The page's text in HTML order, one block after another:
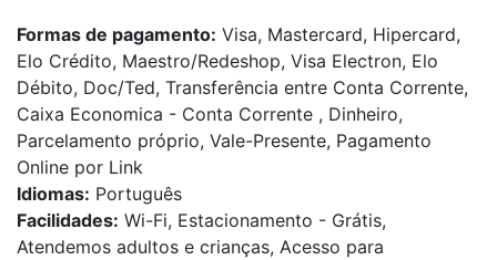
Formas de pagamento: Visa, Mastercard, Hipercard,
Elo Crédito, Maestro/Redeshop, Visa Electron, Elo
Débito, Doc/Ted, Transferência entre Conta Corrente,
Caixa Economica - Conta Corrente , Dinheiro,
Parcelamento próprio, Vale-Presente, Pagamento
Online por Link
Idiomas: Português
Facilidades: Wi-Fi, Estacionamento - Grátis,
Atendemos adultos e crianças, Acesso para